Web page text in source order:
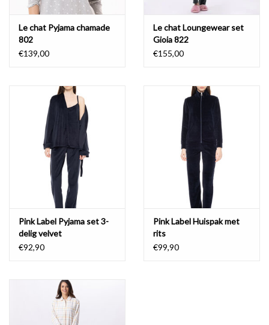
Le chat Pyjama chamade
802
€139,00
Le chat Loungewear set
Gioia 822
€155,00
Pink Label Pyjama set 3-
delig velvet
€92,90
Pink Label Huispak met
rits
€99,90